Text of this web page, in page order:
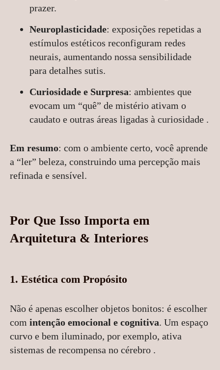
prazer.
Neuroplasticidade: exposições repetidas a
estímulos estéticos reconfiguram redes
neurais, aumentando nossa sensibilidade
para detalhes sutis.
Curiosidade e Surpresa: ambientes que
evocam um “quê” de mistério ativam o
caudato e outras áreas ligadas à curiosidade .
Em resumo: com o ambiente certo, você aprende
a “ler” beleza, construindo uma percepção mais
refinada e sensível.
Por Que Isso Importa em
Arquitetura & Interiores
1. Estética com Propósito
Não é apenas escolher objetos bonitos: é escolher
com intenção emocional e cognitiva. Um espaço
curvo e bem iluminado, por exemplo, ativa
sistemas de recompensa no cérebro .